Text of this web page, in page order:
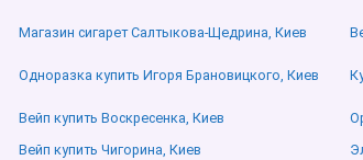
Магазин сигарет Салтыкова-Щедрина, Киев
Одноразка купить Игоря Брановицкого, Киев
Вейп купить Воскресенка, Киев
Вейп купить Чигорина, Киев